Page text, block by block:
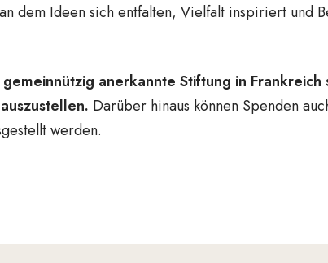
dem Ideen sich entfalten, Vielfalt inspiriert und
anerkannte Stiftung in Frankreich
Darüber hinaus können Spenden
werden.